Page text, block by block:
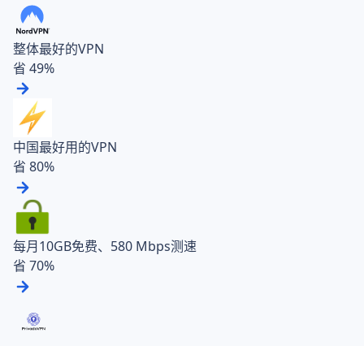
整体最好的VPN
省 49%
中国最好用的VPN
省 80%
每月10GB免费、580 Mbps测速
省 70%